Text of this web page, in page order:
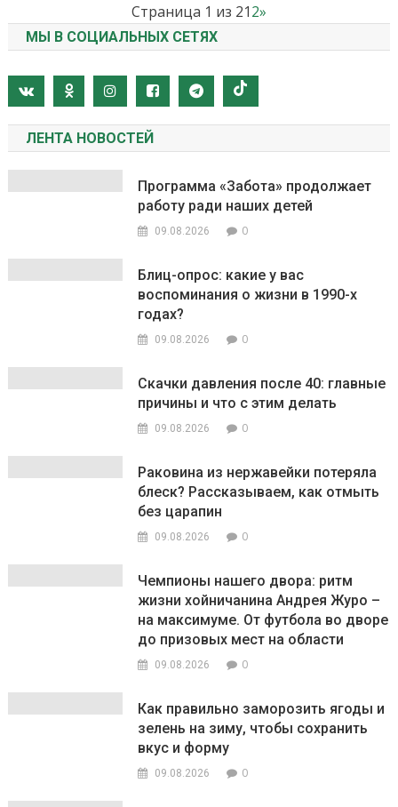
Страница 1 из 212»
МЫ В СОЦИАЛЬНЫХ СЕТЯХ
ЛЕНТА НОВОСТЕЙ
Программа «Забота» продолжает
работу ради наших детей
09.08.2026 0
Блиц-опрос: какие у вас
воспоминания о жизни в 1990-х
годах?
09.08.2026 0
Скачки давления после 40: главные
причины и что с этим делать
09.08.2026 0
Раковина из нержавейки потеряла
блеск? Рассказываем, как отмыть
без царапин
09.08.2026 0
Чемпионы нашего двора: ритм
жизни хойничанина Андрея Журо –
на максимуме. От футбола во дворе
до призовых мест на области
09.08.2026 0
Как правильно заморозить ягоды и
зелень на зиму, чтобы сохранить
вкус и форму
09.08.2026 0